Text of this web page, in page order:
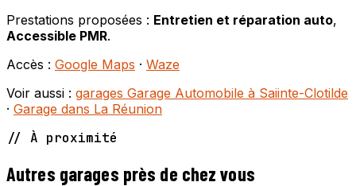
Prestations proposées : Entretien et réparation auto,
Accessible PMR.
Accès : Google Maps · Waze
Voir aussi : garages Garage Automobile à Saiinte-Clotilde
· Garage dans La Réunion
// À proximité
Autres garages près de chez vous